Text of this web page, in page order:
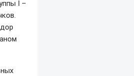
I –